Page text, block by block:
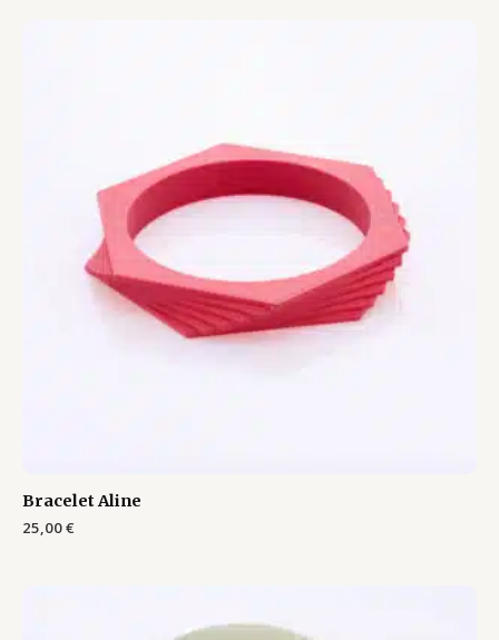
Bracelet Aline
25,00€